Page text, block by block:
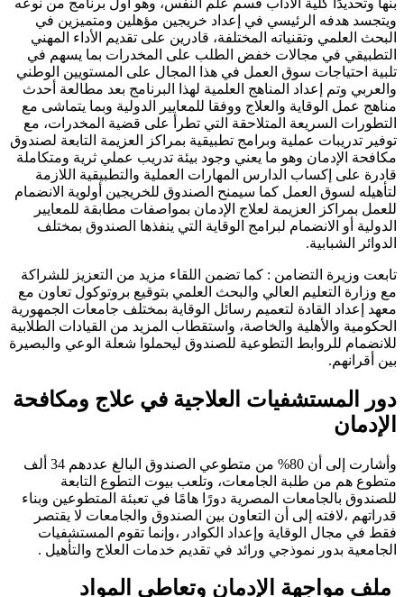
ويتجسد هدفه الرئيسي في إعداد خريجين مؤهلين ومتميزين في
البحث العلمي وتقنياته المختلفة، قادرين على تقديم الأداء المهني
التطبيقي في مجالات خفض الطلب على المخدرات بما يسهم في
تلبية احتياجات سوق العمل في هذا المجال على المستويين الوطني
والعربي وتم إعداد المناهج العلمية لهذا البرنامج بعد مطالعة أحدث
مناهج عمل الوقاية والعلاج ووفقا للمعايير الدولية وبما يتماشى مع
التطورات السريعة المتلاحقة التي تطرأ على قضية المخدرات، مع
توفير تدريبات عملية وبرامج تطبيقية بمراكز العزيمة التابعة لصندوق
مكافحة الإدمان وهو ما يعني وجود بيئة تدريب عملي ثرية ومتكاملة
قادرة على إكساب الدارس المهارات العملية والتطبيقية اللازمة
لتأهيله لسوق العمل كما سيمنح الصندوق للخريجين أولوية الانضمام
للعمل بمراكز العزيمة لعلاج الإدمان بمواصفات مطابقة للمعايير
الدولية أو الانضمام لبرامج الوقاية التي ينفذها الصندوق بمختلف
الدوائر الشبابية.
تابعت وزيرة التضامن : كما تضمن اللقاء مزيد من التعزيز للشراكة
مع وزارة التعليم العالي والبحث العلمي بتوقيع بروتوكول تعاون مع
معهد إعداد القادة لتعميم رسائل الوقاية بمختلف جامعات الجمهورية
الحكومية والأهلية والخاصة، واستقطاب المزيد من القيادات الطلابية
للانضمام للروابط التطوعية للصندوق ليحملوا شعلة الوعي والبصيرة
بين أقرانهم.
دور المستشفيات العلاجية في علاج ومكافحة
الإدمان
وأشارت إلى أن 80% من متطوعي الصندوق البالغ عددهم 34 ألف
متطوع هم من طلبة الجامعات، وتلعب بيوت التطوع التابعة
للصندوق بالجامعات المصرية دورًا هامًا في تعبئة المتطوعين وبناء
قدراتهم ،لافته إلى أن التعاون بين الصندوق والجامعات لا يقتصر
فقط في مجال الوقاية وإعداد الكوادر ،وإنما تقوم المستشفيات
الجامعية بدور نموذجي ورائد في تقديم خدمات العلاج والتأهيل .
ملف مواجهة الإدمان وتعاطي المواد